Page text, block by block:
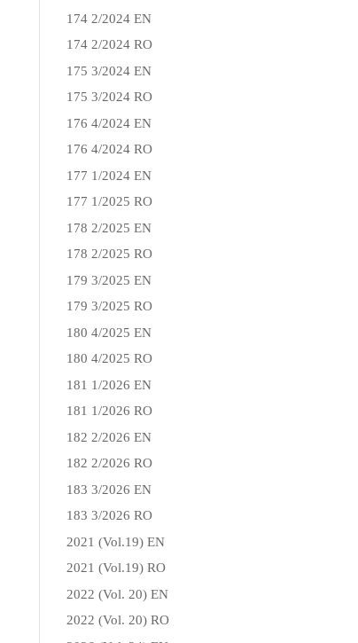
174 2/2024 EN
174 2/2024 RO
175 3/2024 EN
175 3/2024 RO
176 4/2024 EN
176 4/2024 RO
177 1/2024 EN
177 1/2025 RO
178 2/2025 EN
178 2/2025 RO
179 3/2025 EN
179 3/2025 RO
180 4/2025 EN
180 4/2025 RO
181 1/2026 EN
181 1/2026 RO
182 2/2026 EN
182 2/2026 RO
183 3/2026 EN
183 3/2026 RO
2021 (Vol.19) EN
2021 (Vol.19) RO
2022 (Vol. 20) EN
2022 (Vol. 20) RO